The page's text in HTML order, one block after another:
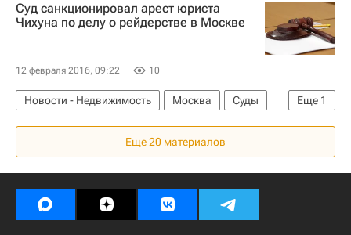
Суд санкционировал арест юриста
Чихуна по делу о рейдерстве в Москве
12 февраля 2016, 09:22 10
Еще 1
Новости - Недвижимость Москва
Суды
Россия
Еще 20 материалов